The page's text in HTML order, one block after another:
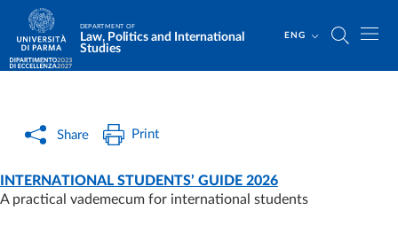
Skip to main content
Skip to footer
DEPARTMENT OF
Law, Politics and International
Studies
ENG
Share Print
NEWS- LAST UPDATE: 06/08/2026
INTERNATIONAL STUDENTS’ GUIDE 2026
A practical vademecum for international students